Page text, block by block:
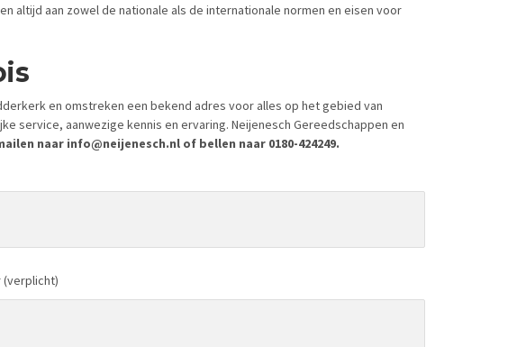
aan zowel de nationale als de internationale normen en eisen voor
en omstreken een bekend adres voor alles op het gebied van
service, aanwezige kennis en ervaring. Neijenesch Gereedschappen en
naar info@neijenesch.nl of bellen naar 0180-424249.
(verplicht)